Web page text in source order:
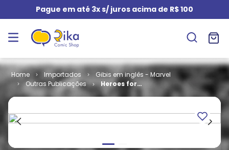
Pague em até 3x s/ juros acima de R$ 100
Importados
Gibis em inglês - Marvel
Outras Publicações
Heroes for
Hire - Volume